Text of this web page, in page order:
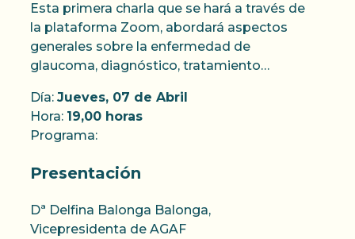
Esta primera charla que se hará a través de
la plataforma Zoom, abordará aspectos
generales sobre la enfermedad de
glaucoma, diagnóstico, tratamiento…
Día: Jueves, 07 de Abril
Hora: 19,00 horas
Programa:
Presentación
Dª Delfina Balonga Balonga,
Vicepresidenta de AGAF